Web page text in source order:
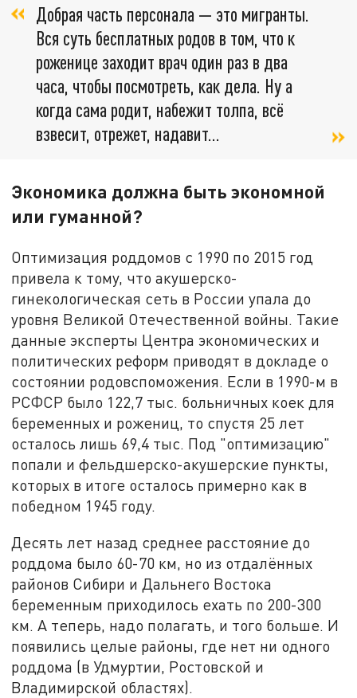
Добрая часть персонала — это мигранты.
Вся суть бесплатных родов в том, что к
роженице заходит врач один раз в два
часа, чтобы посмотреть, как дела. Ну а
когда сама родит, набежит толпа, всё
взвесит, отрежет, надавит...
Экономика должна быть экономной
или гуманной?
Оптимизация роддомов с 1990 по 2015 год
привела к тому, что акушерско-
гинекологическая сеть в России упала до
уровня Великой Отечественной войны. Такие
данные эксперты Центра экономических и
политических реформ приводят в докладе о
состоянии родовспоможения. Если в 1990-м в
РСФСР было 122,7 тыс. больничных коек для
беременных и рожениц, то спустя 25 лет
осталось лишь 69,4 тыс. Под "оптимизацию"
попали и фельдшерско-акушерские пункты,
которых в итоге осталось примерно как в
победном 1945 году.
Десять лет назад среднее расстояние до
роддома было 60-70 км, но из отдалённых
районов Сибири и Дальнего Востока
беременным приходилось ехать по 200-300
км. А теперь, надо полагать, и того больше. И
появились целые районы, где нет ни одного
роддома (в Удмуртии, Ростовской и
Владимирской областях).